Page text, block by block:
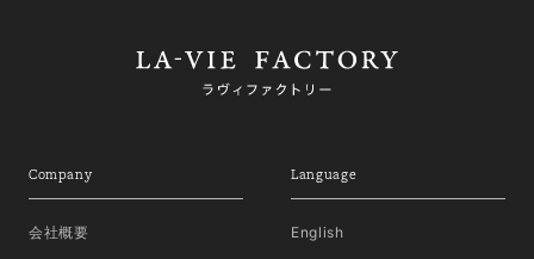
Company
会社概要
Language
English